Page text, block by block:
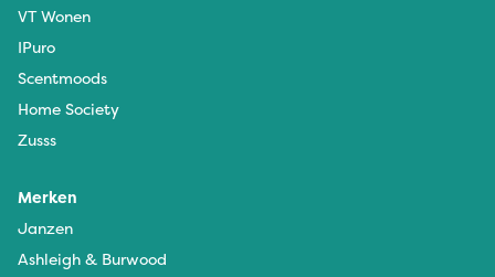
VT Wonen
IPuro
Scentmoods
Home Society
Zusss
Merken
Janzen
Ashleigh & Burwood